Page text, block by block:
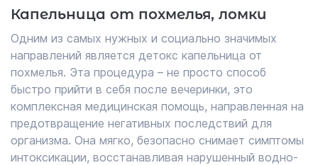
Капельница от похмелья, ломки
Одним из самых нужных и социально значимых
направлений является детокс капельница от
похмелья. Эта процедура – не просто способ
быстро прийти в себя после вечеринки, это
комплексная медицинская помощь, направленная на
предотвращение негативных последствий для
организма. Она мягко, безопасно снимает симптомы
интоксикации, восстанавливая нарушенный водно-